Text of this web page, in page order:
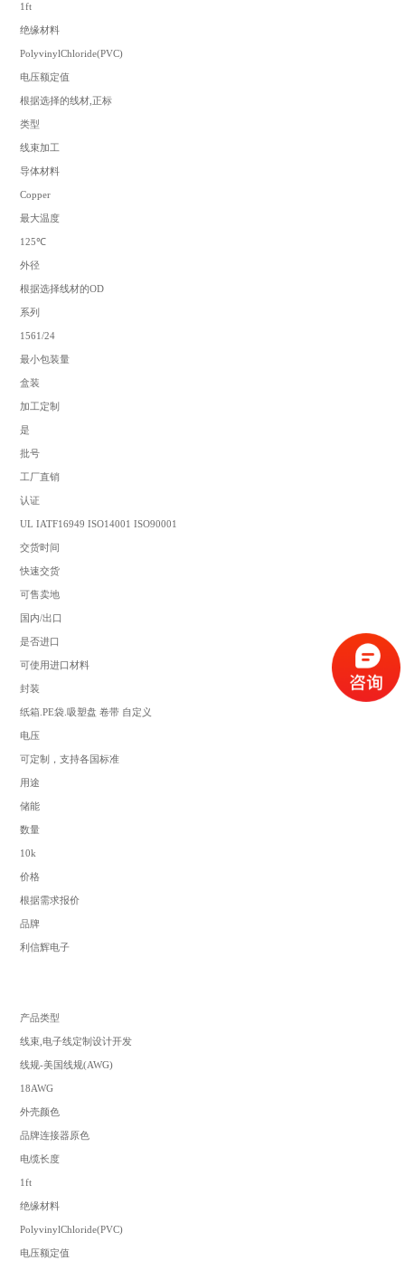
1ft
绝缘材料
PolyvinylChloride(PVC)
电压额定值
根据选择的线材,正标
类型
线束加工
导体材料
Copper
最大温度
125℃
外径
根据选择线材的OD
系列
1561/24
最小包装量
盒装
加工定制
是
批号
工厂直销
认证
UL IATF16949 ISO14001 ISO90001
交货时间
快速交货
可售卖地
国内/出口
是否进口
可使用进口材料
封装
纸箱.PE袋.吸塑盘 卷带 自定义
电压
可定制，支持各国标准
用途
储能
数量
10k
价格
根据需求报价
品牌
利信辉电子
产品类型
线束 ,电子线定制设计开发
线规-美国线规(AWG)
18AWG
外壳颜色
品牌连接器原色
电缆长度
1ft
绝缘材料
PolyvinylChloride(PVC)
电压额定值